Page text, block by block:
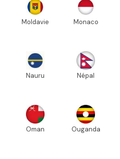
Moldavie Monaco
Nauru Népal
Oman Ouganda